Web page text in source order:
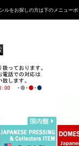
をお探しの方は下のメニューボ